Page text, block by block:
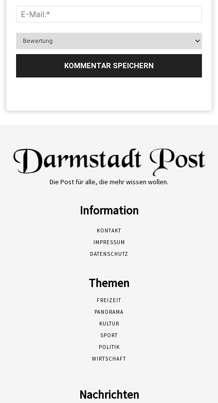
Die Post für alle, die mehr wissen wollen.
Information
KONTAKT
IMPRESSUM
DATENSCHUTZ
Themen
FREIZEIT
PANORAMA
KULTUR
SPORT
POLITIK
WIRTSCHAFT
Nachrichten